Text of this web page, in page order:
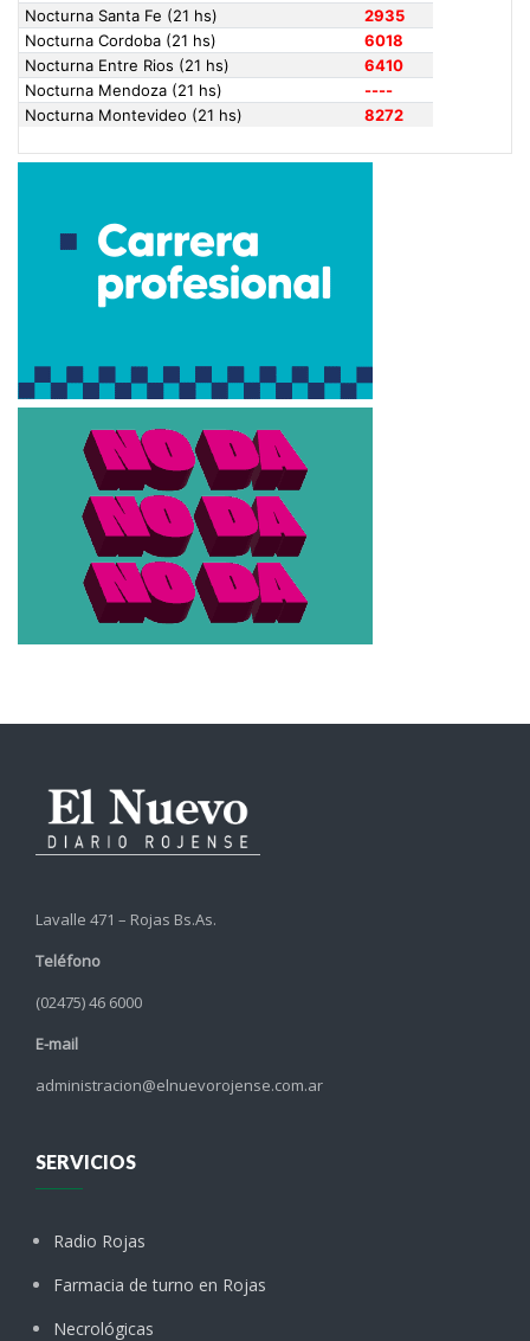
Lavalle 471 – Rojas Bs.As.
Teléfono
(02475) 46 6000
E-mail
administracion@elnuevorojense.com.ar
SERVICIOS
Radio Rojas
Farmacia de turno en Rojas
Necrológicas